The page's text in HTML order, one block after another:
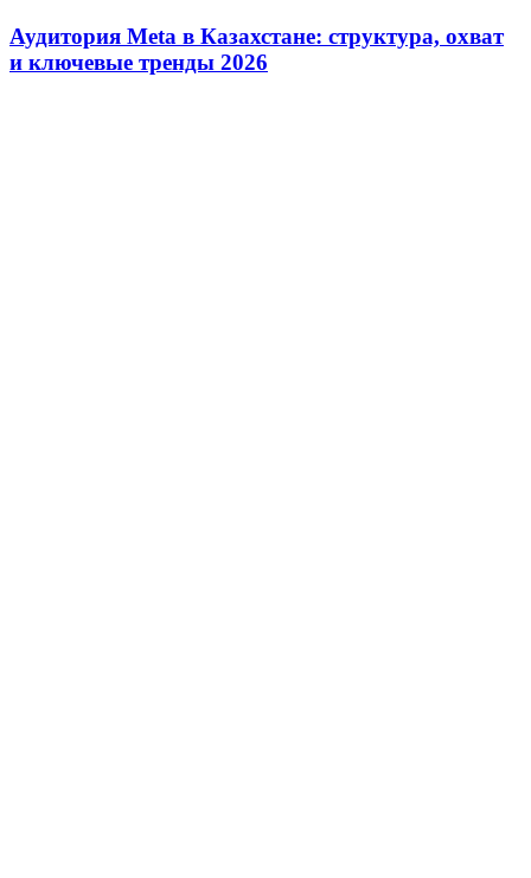
Аудитория Meta в Казахстане: структура, охват
и ключевые тренды 2026